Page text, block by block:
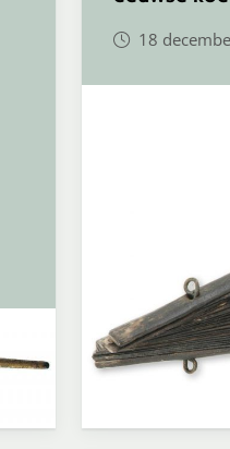
18